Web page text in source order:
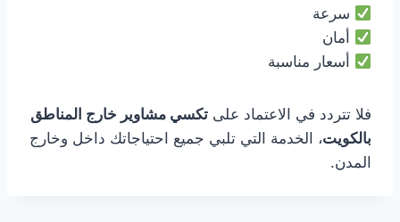
سرعة
أمان
أسعار مناسبة
فلا تتردد في الاعتماد على تكسي مشاوير خارج المناطق
بالكويت، الخدمة التي تلبي جميع احتياجاتك داخل وخارج
المدن.